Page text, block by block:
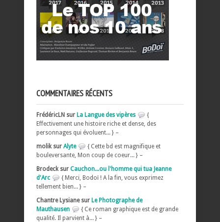
COMMENTAIRES RÉCENTS
FrédéricLN sur La Langue des vipères
{
Effectivement une histoire riche et dense, des
personnages qui évoluent... } –
molik sur Alyte
{ Cette bd est magnifique et
bouleversante, Mon coup de coeur... } –
Brodeck sur Cauchon...ou l'homme qui tua Jeanne
d'Arc
{ Merci, Bodoï ! A la fin, vous exprimez
tellement bien... } –
Chantre Lysiane sur Le Photographe de
Mauthausen
{ Ce roman graphique est de grande
qualité. Il parvient à... } –